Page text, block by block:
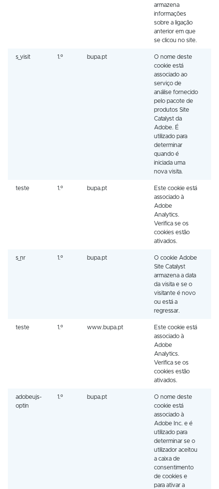
armazena
informações
sobre a ligação
anterior em que
se clicou no site.
s_visit 1.º bupa.pt
O nome deste
cookie está
associado ao
serviço de
análise fornecido
pelo pacote de
produtos Site
Catalyst da
Adobe. É
utilizado para
determinar
quando é
iniciada uma
nova visita.
teste 1.º bupa.pt
Este cookie está
associado à
Adobe
Analytics.
Verifica se os
cookies estão
ativados.
s_nr 1.º bupa.pt
O cookie Adobe
Site Catalyst
armazena a data
da visita e se o
visitante é novo
ou está a
regressar.
teste 1.º www.bupa.pt
Este cookie está
associado à
Adobe
Analytics.
Verifica se os
cookies estão
ativados.
adobeujs-
optin
1.º bupa.pt
O nome deste
cookie está
associado à
Adobe Inc. e é
utilizado para
determinar se o
utilizador aceitou
a caixa de
consentimento
de cookies e
para ativar a